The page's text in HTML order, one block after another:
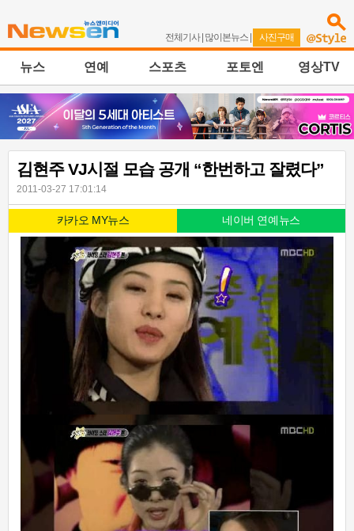
전체기사| 많이본뉴스 | 사진구매
뉴스 연예 스포츠 포토엔 영상TV
김현주 VJ시절 모습 공개 “한번하고 잘렸다”
2011-03-27 17:01:14
카카오 MY뉴스 네이버 연예뉴스